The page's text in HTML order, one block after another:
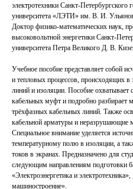
электротехники Санкт-Петербургского
университета «ЛЭТИ» им. В. И.
Доктор физико-математических наук,
высоковольтной энергетики Санкт-
университета Петра Великого Д. В.
Учебное пособие представляет собой
и тепловых процессов, происходящих в
линий и изоляции. Пособие охватывает
кабельных муфт и подробно разбирает
трёхфазных кабельных линий. Также
кабельной арматуры и неразрушающие
Специальное внимание уделяется
температурному полю в изоляции, а
токов в экранах. Предназначено для
следующим направлениям подготовки
«Электроэнергетика и
машиностроение».